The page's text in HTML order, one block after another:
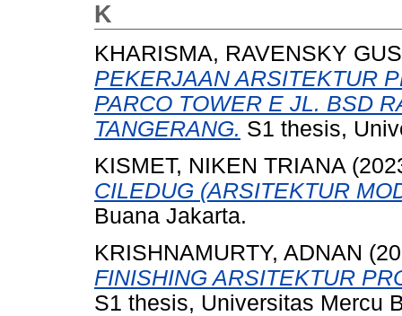
K
KHARISMA, RAVENSKY
PEKERJAAN ARSITEKTUR
PARCO TOWER E JL. BSD
TANGERANG. S1 thesis,
KISMET, NIKEN TRIANA
CILEDUG (ARSITEKTUR
Buana Jakarta.
KRISHNAMURTY, ADNAN
FINISHING ARSITEKTUR
S1 thesis, Universitas Mercu